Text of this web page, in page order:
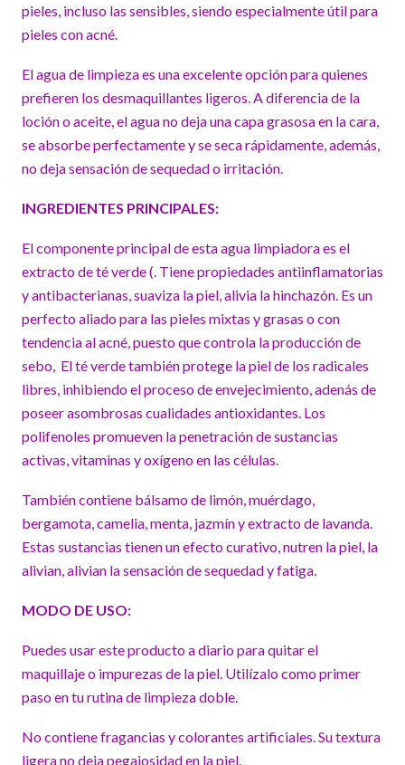
pieles, incluso las sensibles, siendo especialmente útil para
pieles con acné.
El agua de limpieza es una excelente opción para quienes
prefieren los desmaquillantes ligeros. A diferencia de la
loción o aceite, el agua no deja una capa grasosa en la cara,
se absorbe perfectamente y se seca rápidamente, además,
no deja sensación de sequedad o irritación.
INGREDIENTES PRINCIPALES:
El componente principal de esta agua limpiadora es el
extracto de té verde (. Tiene propiedades antiinflamatorias
y antibacterianas, suaviza la piel, alivia la hinchazón. Es un
perfecto aliado para las pieles mixtas y grasas o con
tendencia al acné, puesto que controla la producción de
sebo, El té verde también protege la piel de los radicales
libres, inhibiendo el proceso de envejecimiento, adenás de
poseer asombrosas cualidades antioxidantes. Los
polifenoles promueven la penetración de sustancias
activas, vitaminas y oxígeno en las células.
También contiene bálsamo de limón, muérdago,
bergamota, camelia, menta, jazmín y extracto de lavanda.
Estas sustancias tienen un efecto curativo, nutren la piel, la
alivian, alivian la sensación de sequedad y fatiga.
MODO DE USO:
Puedes usar este producto a diario para quitar el
maquillaje o impurezas de la piel. Utilízalo como primer
paso en tu rutina de limpieza doble.
No contiene fragancias y colorantes artificiales. Su textura
ligera no deja pegajosidad en la piel.